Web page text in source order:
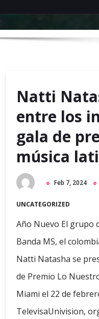
Natti
entre los
gala de
música
Feb 7, 2024
UNCATEGORIZED
Año Nuevo El grupo
Banda MS, el
Natti Natasha se
de Premio Lo
Miami el 22 de
TelevisaUnivision,